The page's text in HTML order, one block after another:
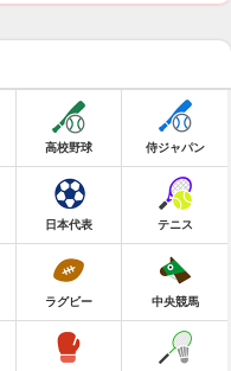
高校野球 侍ジャパン
日本代表 テニス
ラグビー 中央競馬